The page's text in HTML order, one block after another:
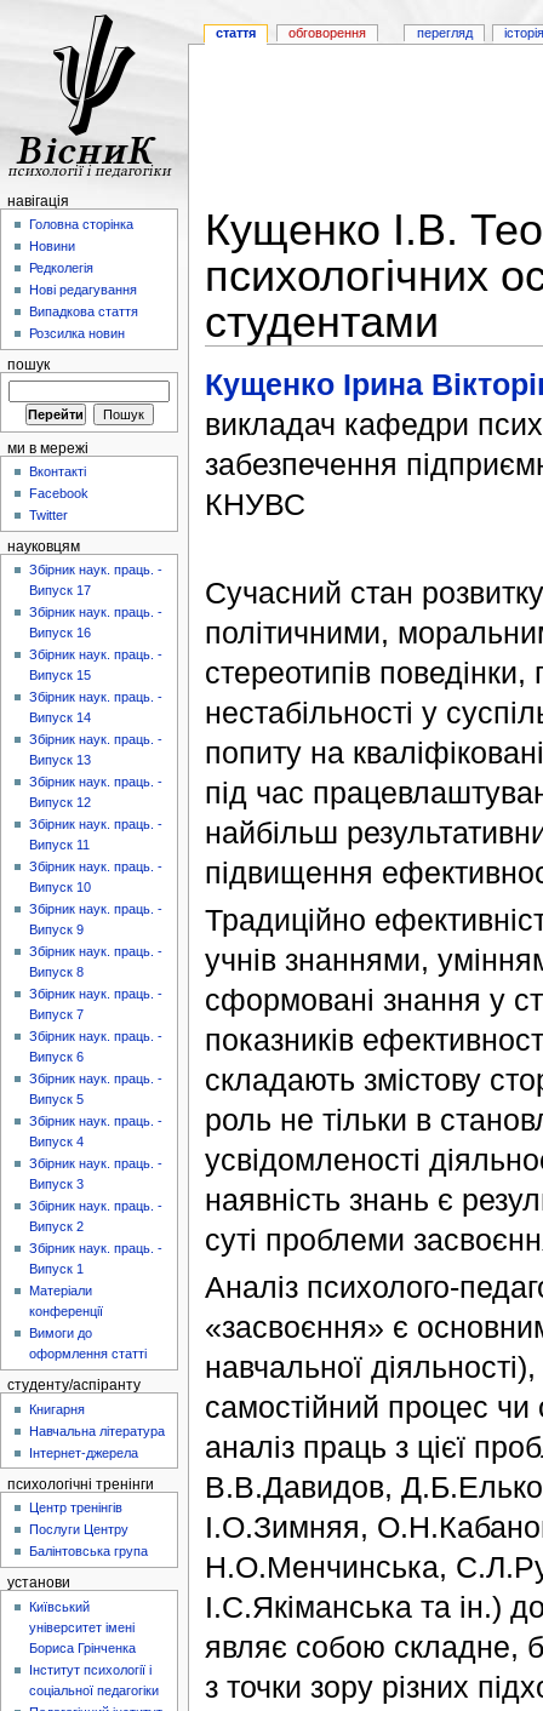
Кущенко І.В.
психологічних
студентами
Кущенко Ірина
викладач кафедри
забезпечення
КНУВС
Сучасний стан
політичними,
стереотипів
нестабільності у
попиту на
під час
найбільш
підвищення
Традиційно
учнів знаннями,
сформовані знання у
показників
складають змістову
роль не тільки в
усвідомленості
наявність знань є
суті проблеми
Аналіз психолого-
«засвоєння» є
навчальної
самостійний процес
аналіз праць з цієї
В.В.Давидов,
І.О.Зимняя,
Н.О.Менчинська,
І.С.Якіманська та ін.)
являє собою складне,
з точки зору різних
стаття обговорення перегляд
навігація
Головна сторінка
Новини
Редколегія
Нові редагування
Випадкова стаття
Розсилка новин
пошук
ми в мережі
Вконтакті
Facebook
Twitter
науковцям
Збірник наук. праць. -
Випуск 17
Збірник наук. праць. -
Випуск 16
Збірник наук. праць. -
Випуск 15
Збірник наук. праць. -
Випуск 14
Збірник наук. праць. -
Випуск 13
Збірник наук. праць. -
Випуск 12
Збірник наук. праць. -
Випуск 11
Збірник наук. праць. -
Випуск 10
Збірник наук. праць. -
Випуск 9
Збірник наук. праць. -
Випуск 8
Збірник наук. праць. -
Випуск 7
Збірник наук. праць. -
Випуск 6
Збірник наук. праць. -
Випуск 5
Збірник наук. праць. -
Випуск 4
Збірник наук. праць. -
Випуск 3
Збірник наук. праць. -
Випуск 2
Збірник наук. праць. -
Випуск 1
Матеріали
конференції
Вимоги до
оформлення статті
студенту/аспіранту
Книгарня
Навчальна література
Інтернет-джерела
психологічні тренінги
Центр тренінгів
Послуги Центру
Балінтовська група
установи
Київський
університет імені
Бориса Грінченка
Інститут психології і
соціальної педагогіки